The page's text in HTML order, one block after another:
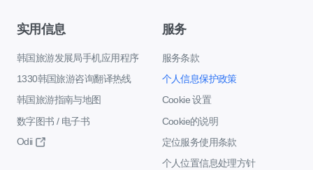
实用信息
韩国旅游发展局手机应用程序
1330韩国旅游咨询翻译热线
韩国旅游指南与地图
数字图书 / 电子书
Odii
服务
服务条款
个人信息保护政策
Cookie 设置
Cookie的说明
定位服务使用条款
个人位置信息处理方针